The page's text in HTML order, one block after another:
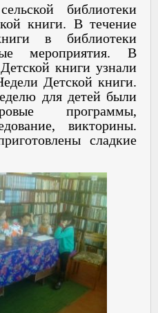
библиотеки
книги. В течение
в библиотеки
мероприятия. В
книги узнали
Детской книги.
для детей были
программы,
викторины.
сладкие